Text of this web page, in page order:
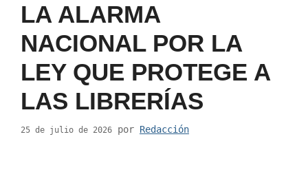
LA ALARMA
NACIONAL POR LA
LEY QUE PROTEGE A
LAS LIBRERÍAS
25 de julio de 2026 por Redacción